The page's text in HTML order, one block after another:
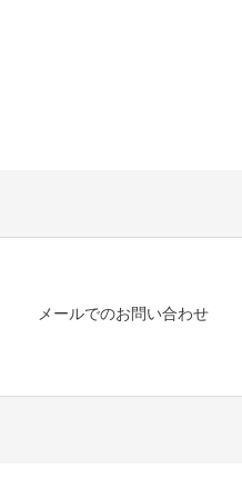
メールでのお問い合わせ